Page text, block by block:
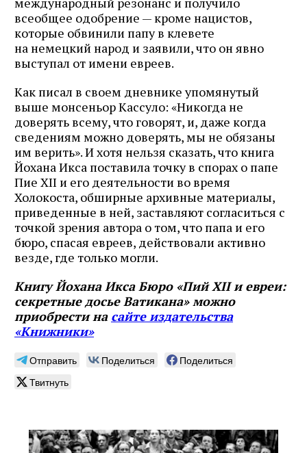
всеобщее одобрение — кроме нацистов,
которые обвинили папу в клевете
на немецкий народ и заявили, что он явно
выступал от имени евреев.
Как писал в своем дневнике упомянутый
выше монсеньор Кассуло: «Никогда не
доверять всему, что говорят, и, даже когда
сведениям можно доверять, мы не обязаны
им верить». И хотя нельзя сказать, что книга
Йохана Икса поставила точку в спорах о папе
Пие XII и его деятельности во время
Холокоста, обширные архивные материалы,
приведенные в ней, заставляют согласиться с
точкой зрения автора о том, что папа и его
бюро, спасая евреев, действовали активно
везде, где только могли.
Книгу Йохана Икса Бюро «Пий XII и евреи:
секретные досье Ватикана» можно
приобрести на сайте издательства
«Книжники»
Отправить Поделиться
Поделиться
Твитнуть